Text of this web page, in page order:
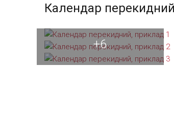
гр/м.кв.
Календар
+6